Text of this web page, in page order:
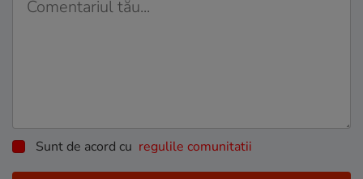
Sunt de acord cu regulile comunitatii